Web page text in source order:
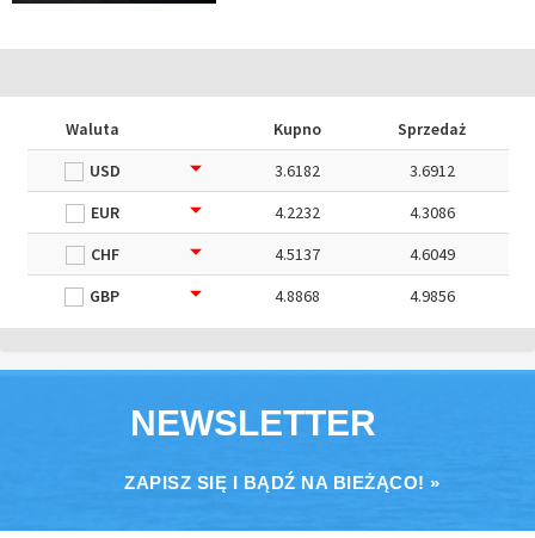
Waluta Kupno
Sprzedaż
USD
3.6182
3.6912
EUR
4.2232
4.3086
CHF
4.5137
4.6049
GBP
4.8868 4.9856
NEWSLETTER
ZAPISZ SIĘ I BĄDŹ NA BIEŻĄCO! »